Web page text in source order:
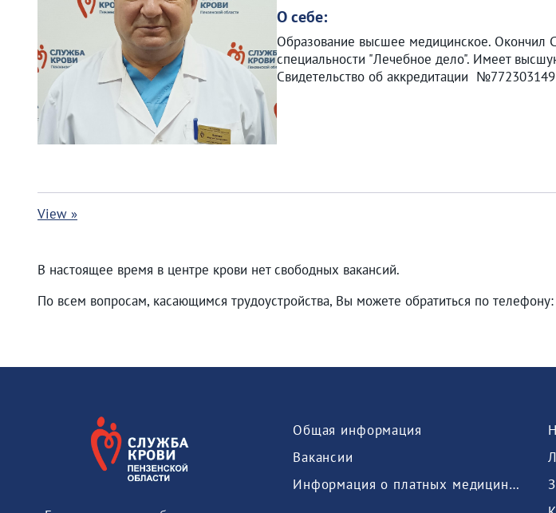
О себе:
Образование высшее медицинское. Окончил
специальности "Лечебное дело". Имеет
Свидетельство об аккредитации
View »
В настоящее время в центре крови нет свободных вакансий.
По всем вопросам, касающимся трудоустройства, Вы можете обратиться по
Общая информация
Вакансии
Информация о платных медицинских услугах, предоставляемых медицинской организацией